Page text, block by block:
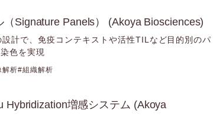
Signature Panels） (Akoya Biosciences)
計で、免疫コンテキストや活性TILなど目的別のパ
色を実現
解析 組織解析
増感システム (Akoya